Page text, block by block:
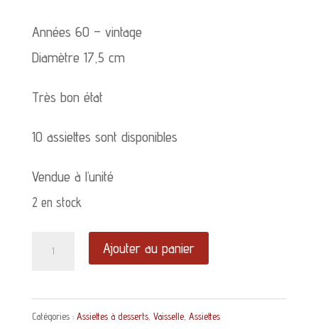
Années 60 – vintage
Diamètre 17,5 cm
Très bon état
10 assiettes sont disponibles
Vendue à l’unité
2 en stock
quantité
Petite
Assiette
Ajouter au panier
Catégories : Assiettes à desserts, Vaisselle, Assiettes